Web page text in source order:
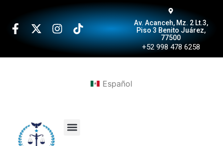
Av. Acanceh, Mz. 2 Lt.3,
Piso 3 Benito Juárez,
77500
+52 998 478 6258
Español